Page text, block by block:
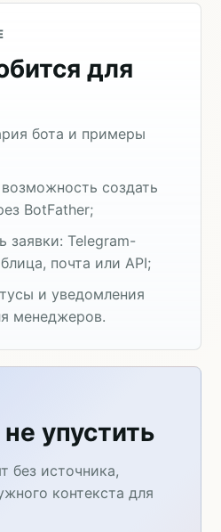
для
бота и примеры
создать
BotFather;
заявки: Telegram-
почта или API;
и уведомления
менеджеров.
упустить
без источника,
контекста для